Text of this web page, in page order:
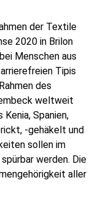
der Textile
2020 in Brilon
Menschen aus
Tipis
des
weltweit
Kenia, Spanien,
-gehäkelt und
sollen im
werden. Die
aller